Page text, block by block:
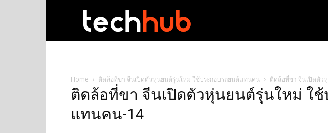
Home ติดล้อที่ขา จีนเปิดตัวหุ่นยนต์รุ่นใหม่ ใช้ประกอบรถยนต์แทนคน ติดล้อที่ขา จีนเปิดตัว
ติดล้อที่ขา จีนเปิดตัวหุ่นยนต์รุ่นใหม่ ใ
แทนคน-14